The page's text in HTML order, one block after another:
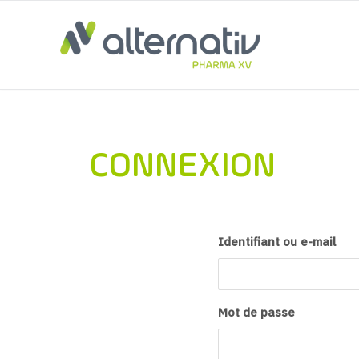
CONNEXION
Identifiant ou e-mail
Mot de passe